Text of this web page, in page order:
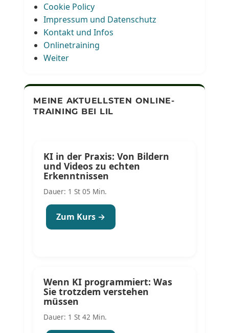
Cookie Policy
Impressum und Datenschutz
Kontakt und Infos
Onlinetraining
Weiter
MEINE AKTUELLSTEN ONLINE-
TRAINING BEI LIL
KI in der Praxis: Von Bildern
und Videos zu echten
Erkenntnissen
Dauer: 1 St 05 Min.
Zum Kurs →
Wenn KI programmiert: Was
Sie trotzdem verstehen
müssen
Dauer: 1 St 42 Min.